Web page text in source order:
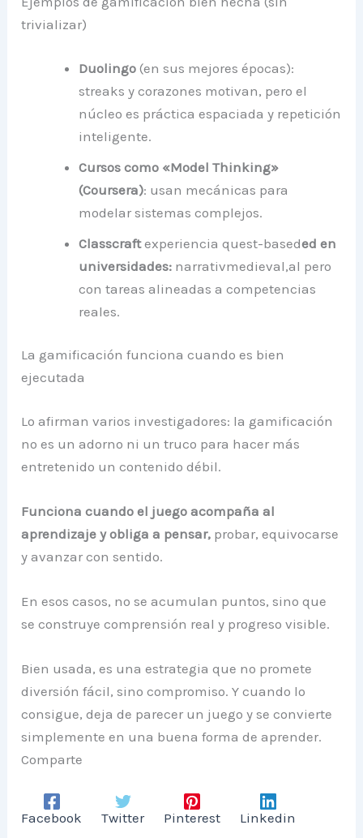
trivializar)
Duolingo (en sus mejores épocas):
streaks y corazones motivan, pero el
núcleo es práctica espaciada y repetición
inteligente.
Cursos como «Model Thinking»
(Coursera): usan mecánicas para
modelar sistemas complejos.
Classcraftexperiencia quest-baseded en
universidades: narrativmedieval,al pero
con tareas alineadas a competencias
reales.
La gamificación funciona cuando es bien
ejecutada
Lo afirman varios investigadores: la gamificación
no es un adorno ni un truco para hacer más
entretenido un contenido débil.
Funciona cuando el juego acompaña al
aprendizaje y obliga a pensar, probar, equivocarse
y avanzar con sentido.
En esos casos, no se acumulan puntos, sino que
se construye comprensión real y progreso visible.
Bien usada, es una estrategia que no promete
diversión fácil, sino compromiso. Y cuando lo
consigue, deja de parecer un juego y se convierte
simplemente en una buena forma de aprender.
Comparte
Facebook Twitter Pinterest Linkedin